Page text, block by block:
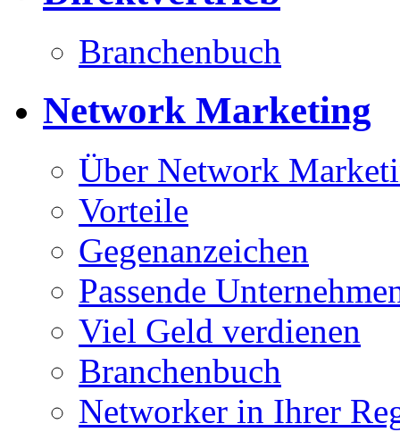
Branchenbuch
Network Marketing
Über Network
Vorteile
Gegenanzeichen
Passende
Viel Geld verdienen
Branchenbuch
Networker in Ihrer